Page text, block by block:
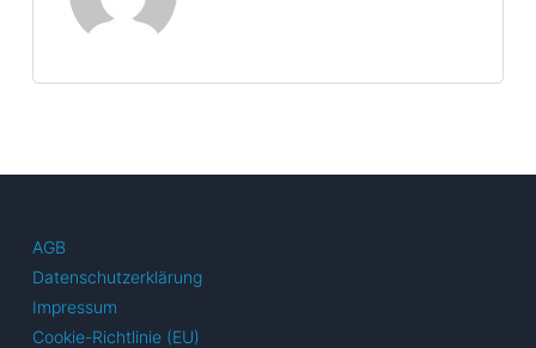
AGB
Datenschutzerklärung
Impressum
Cookie-Richtlinie (EU)